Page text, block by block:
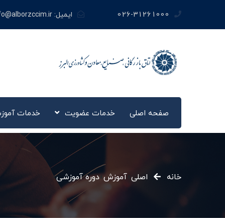
026-31261000 ایمیل:
صفحه اصلی خدمات عضویت خدمات
خانه اصلی آموزش»دوره آموزشی»